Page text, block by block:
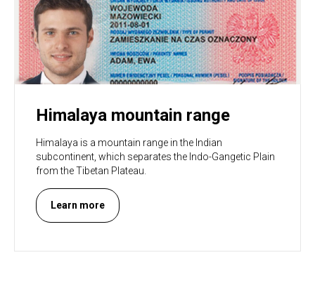
Himalaya mountain range
Himalaya is a mountain range in the Indian
subcontinent, which separates the Indo-Gangetic Plain
from the Tibetan Plateau.
Learn more